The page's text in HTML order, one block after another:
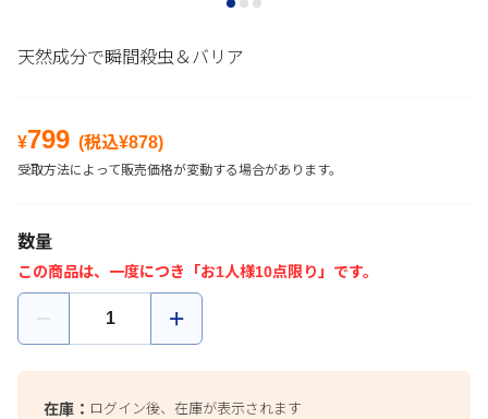
天然成分で瞬間殺虫＆バリア
¥799 (税込¥878)
受取方法によって販売価格が変動する場合があります。
数量
この商品は、一度につき「お1人様10点限り」です。
在庫： ログイン後、在庫が表示されます